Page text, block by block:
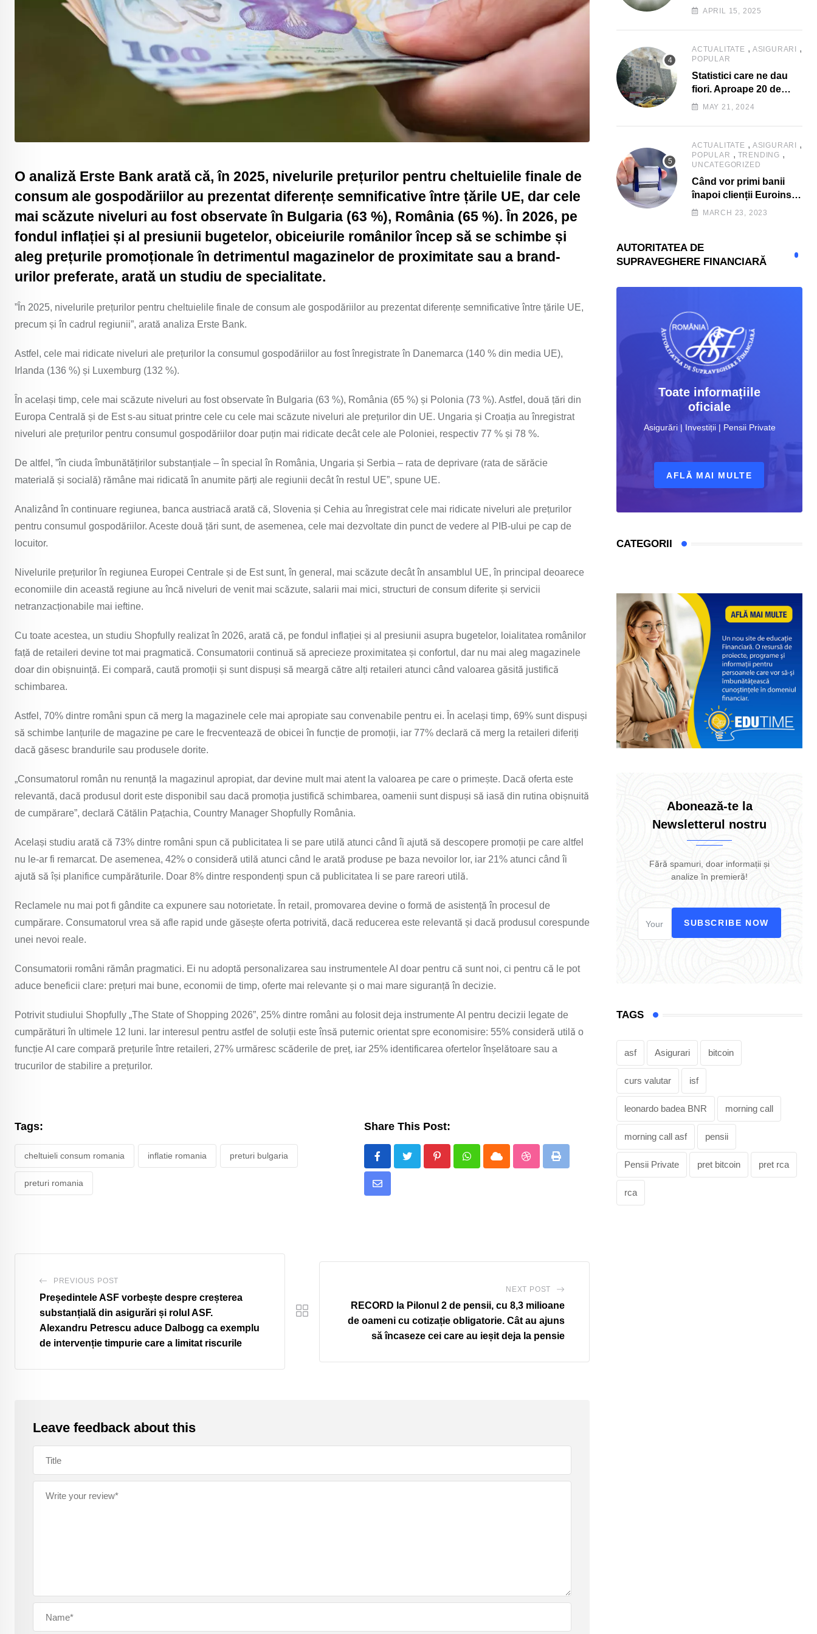
O analiză Erste Bank arată că, în 2025, nivelurile prețurilor pentru cheltuielile finale de
consum ale gospodăriilor au prezentat diferențe semnificative între țările UE, dar cele
mai scăzute niveluri au fost observate în Bulgaria (63 %), România (65 %). În 2026, pe
fondul inflației și al presiunii bugetelor, obiceiurile românilor încep să se schimbe și
aleg prețurile promoționale în detrimentul magazinelor de proximitate sau a brand-
urilor preferate, arată un studiu de specialitate.
”În 2025, nivelurile prețurilor pentru cheltuielile finale de consum ale gospodăriilor au prezentat diferențe semnificative între țările UE,
precum și în cadrul regiunii”, arată analiza Erste Bank.
Astfel, cele mai ridicate niveluri ale prețurilor la consumul gospodăriilor au fost înregistrate în Danemarca (140 % din media UE),
Irlanda (136 %) și Luxemburg (132 %).
În același timp, cele mai scăzute niveluri au fost observate în Bulgaria (63 %), România (65 %) și Polonia (73 %). Astfel, două țări din
Europa Centrală și de Est s-au situat printre cele cu cele mai scăzute niveluri ale prețurilor din UE. Ungaria și Croația au înregistrat
niveluri ale prețurilor pentru consumul gospodăriilor doar puțin mai ridicate decât cele ale Poloniei, respectiv 77 % și 78 %.
De altfel, ”în ciuda îmbunătățirilor substanțiale – în special în România, Ungaria și Serbia – rata de deprivare (rata de sărăcie
materială și socială) rămâne mai ridicată în anumite părți ale regiunii decât în restul UE”, spune UE.
Analizând în continuare regiunea, banca austriacă arată că, Slovenia și Cehia au înregistrat cele mai ridicate niveluri ale prețurilor
pentru consumul gospodăriilor. Aceste două țări sunt, de asemenea, cele mai dezvoltate din punct de vedere al PIB-ului pe cap de
locuitor.
Nivelurile prețurilor în regiunea Europei Centrale și de Est sunt, în general, mai scăzute decât în ansamblul UE, în principal deoarece
economiile din această regiune au încă niveluri de venit mai scăzute, salarii mai mici, structuri de consum diferite și servicii
netranzacționabile mai ieftine.
Cu toate acestea, un studiu Shopfully realizat în 2026, arată că, pe fondul inflației și al presiunii asupra bugetelor, loialitatea românilor
față de retaileri devine tot mai pragmatică. Consumatorii continuă să aprecieze proximitatea și confortul, dar nu mai aleg magazinele
doar din obișnuință. Ei compară, caută promoții și sunt dispuși să meargă către alți retaileri atunci când valoarea găsită justifică
schimbarea.
Astfel, 70% dintre români spun că merg la magazinele cele mai apropiate sau convenabile pentru ei. În același timp, 69% sunt dispuși
să schimbe lanțurile de magazine pe care le frecventează de obicei în funcție de promoții, iar 77% declară că merg la retaileri diferiți
dacă găsesc brandurile sau produsele dorite.
„Consumatorul român nu renunță la magazinul apropiat, dar devine mult mai atent la valoarea pe care o primește. Dacă oferta este
relevantă, dacă produsul dorit este disponibil sau dacă promoția justifică schimbarea, oamenii sunt dispuși să iasă din rutina obișnuită
de cumpărare”, declară Cătălin Pațachia, Country Manager Shopfully România.
Același studiu arată că 73% dintre români spun că publicitatea li se pare utilă atunci când îi ajută să descopere promoții pe care altfel
nu le-ar fi remarcat. De asemenea, 42% o consideră utilă atunci când le arată produse pe baza nevoilor lor, iar 21% atunci când îi
ajută să își planifice cumpărăturile. Doar 8% dintre respondenți spun că publicitatea li se pare rareori utilă.
Reclamele nu mai pot fi gândite ca expunere sau notorietate. În retail, promovarea devine o formă de asistență în procesul de
cumpărare. Consumatorul vrea să afle rapid unde găsește oferta potrivită, dacă reducerea este relevantă și dacă produsul corespunde
unei nevoi reale.
Consumatorii români rămân pragmatici. Ei nu adoptă personalizarea sau instrumentele AI doar pentru că sunt noi, ci pentru că le pot
aduce beneficii clare: prețuri mai bune, economii de timp, oferte mai relevante și o mai mare siguranță în decizie.
Potrivit studiului Shopfully „The State of Shopping 2026”, 25% dintre români au folosit deja instrumente AI pentru decizii legate de
cumpărături în ultimele 12 luni. Iar interesul pentru astfel de soluții este însă puternic orientat spre economisire: 55% consideră utilă o
funcție AI care compară prețurile între retaileri, 27% urmăresc scăderile de preț, iar 25% identificarea ofertelor înșelătoare sau a
trucurilor de stabilire a prețurilor.
Tags:
cheltuieli consum romania inflatie romania preturi bulgaria
preturi romania
Share This Post:
PinterestWhatsappCloud StumbleUpon
Print
PREVIOUS POST
Președintele ASF vorbește despre creșterea
substanțială din asigurări și rolul ASF.
Alexandru Petrescu aduce Dalbogg ca exemplu
de intervenție timpurie care a limitat riscurile
NEXT POST
RECORD la Pilonul 2 de pensii, cu 8,3 milioane
de oameni cu cotizație obligatorie. Cât au ajuns
să încaseze cei care au ieșit deja la pensie
Leave feedback about this
Consumatorii caută
scumpirilor, mai ales la
alimente
APRIL 15, 2025
ACTUALITATE , ASIGURARI ,
POPULAR
Statistici care ne dau
fiori. Aproape 20 de
case ard zilnic în
au explodat. Cum te
poți proteja cu nici 40
de lei pe lună
MAY 21, 2024
ACTUALITATE , ASIGURARI ,
POPULAR , TRENDING ,
UNCATEGORIZED
Când vor primi banii
înapoi clienții Euroins
care denunță polițele
MARCH 23, 2023
AUTORITATEA DE
SUPRAVEGHERE FINANCIARĂ
Toate informațiile
oficiale
Asigurări | Investiții | Pensii Private
AFLĂ MAI MULTE
CATEGORII
Abonează-te la
Newsletterul nostru
Fără spamuri, doar informații și
analize în premieră!
SUBSCRIBE NOW
TAGS
asf Asigurari bitcoin
curs valutar isf
leonardo badea BNR morning call
morning call asf pensii
Pensii Private pret bitcoin pret rca
rca